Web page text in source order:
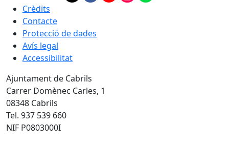
Crèdits
Contacte
Protecció de dades
Avís legal
Accessibilitat
Ajuntament de Cabrils
Carrer Domènec Carles, 1
08348 Cabrils
Tel. 937 539 660
NIF P0803000I